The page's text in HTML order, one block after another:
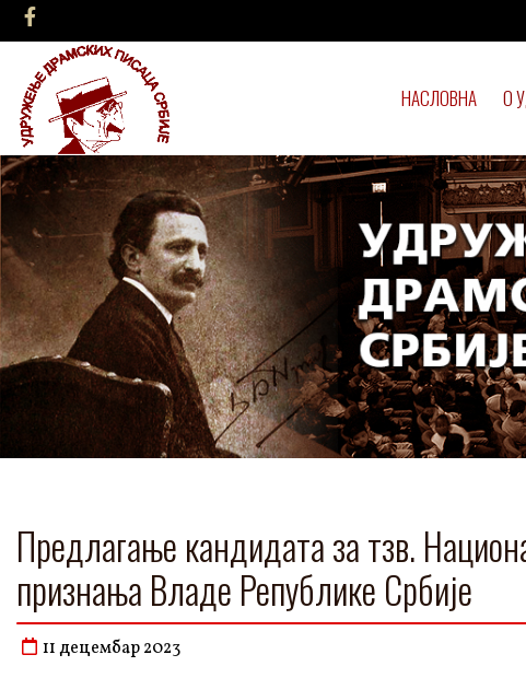
НАСЛОВНА О
Предлагање кандидата за тзв.
признања Владе Републике Србије
11 децембар 2023